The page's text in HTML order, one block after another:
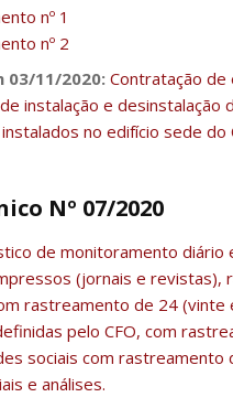
nº 1
nº 2
03/11/2020:Contratação de
instalação e
no edifício sede do
Nº 07/2020
de monitoramento
(jornais e revistas),
rastreamento de 24
pelo CFO, com
sociais com
e análises.